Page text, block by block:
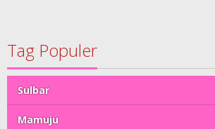
Tag Populer
Sulbar
Mamuju